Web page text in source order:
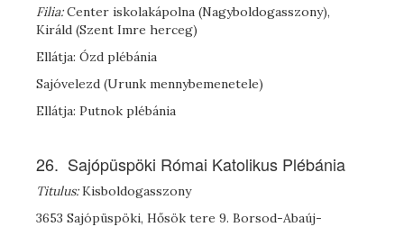
Filia:Center iskolakápolna (Nagyboldogasszony),
Királd (Szent Imre herceg)
Ellátja: Ózd plébánia
Sajóvelezd (Urunk mennybemenetele)
Ellátja: Putnok plébánia
26. Sajópüspöki Római Katolikus Plébánia
Titulus: Kisboldogasszony
3653 Sajópüspöki, Hősök tere 9. Borsod-Abaúj-